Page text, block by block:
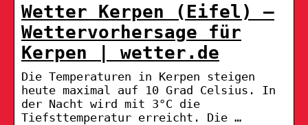
Wetter Kerpen (Eifel) –
Wettervorhersage für
Kerpen | wetter.de
Die Temperaturen in Kerpen steigen
heute maximal auf 10 Grad Celsius. In
der Nacht wird mit 3°C die
Tiefsttemperatur erreicht. Die …